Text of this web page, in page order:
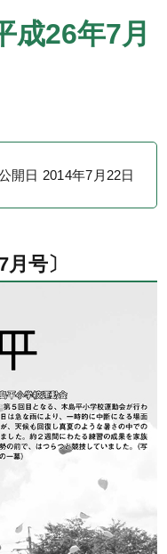
成26年7月
開日 2014年7月22日
号〕